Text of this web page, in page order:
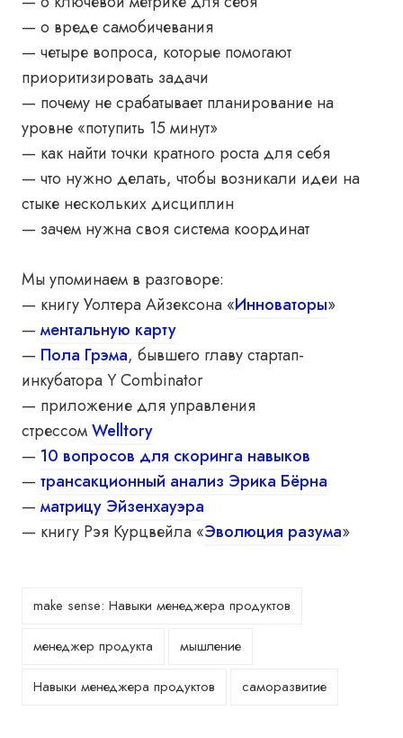
— о вреде самобичевания
— четыре вопроса, которые помогают
приоритизировать задачи
— почему не срабатывает планирование на
уровне «потупить 15 минут»
— как найти точки кратного роста для себя
— что нужно делать, чтобы возникали идеи на
стыке нескольких дисциплин
— зачем нужна своя система координат
Мы упоминаем в разговоре:
— книгу Уолтера Айзексона «Инноваторы»
— ментальную карту
— Пола Грэма, бывшего главу стартап-
инкубатора Y Combinator
— приложение для управления
стрессомWelltory
— 10 вопросов для скоринга навыков
— трансакционный анализ Эрика Бёрна
— матрицу Эйзенхауэра
— книгу Рэя Курцвейла «Эволюция разума»
make sense: Навыки менеджера продуктов
менеджер продукта мышление
Навыки менеджера продуктов саморазвитие